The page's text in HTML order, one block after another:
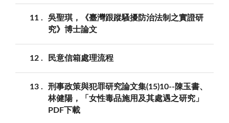
11
吳聖琪，《臺灣跟蹤騷擾防治法制之實證研
究》博士論文
12 民意信箱處理流程
13
刑事政策與犯罪研究論文集(15)10--陳玉書、
林健陽，「女性毒品施用及其處遇之研究」
PDF下載